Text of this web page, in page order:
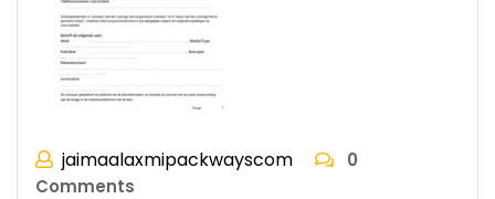
jaimaalaxmipackwayscom
0
Comments